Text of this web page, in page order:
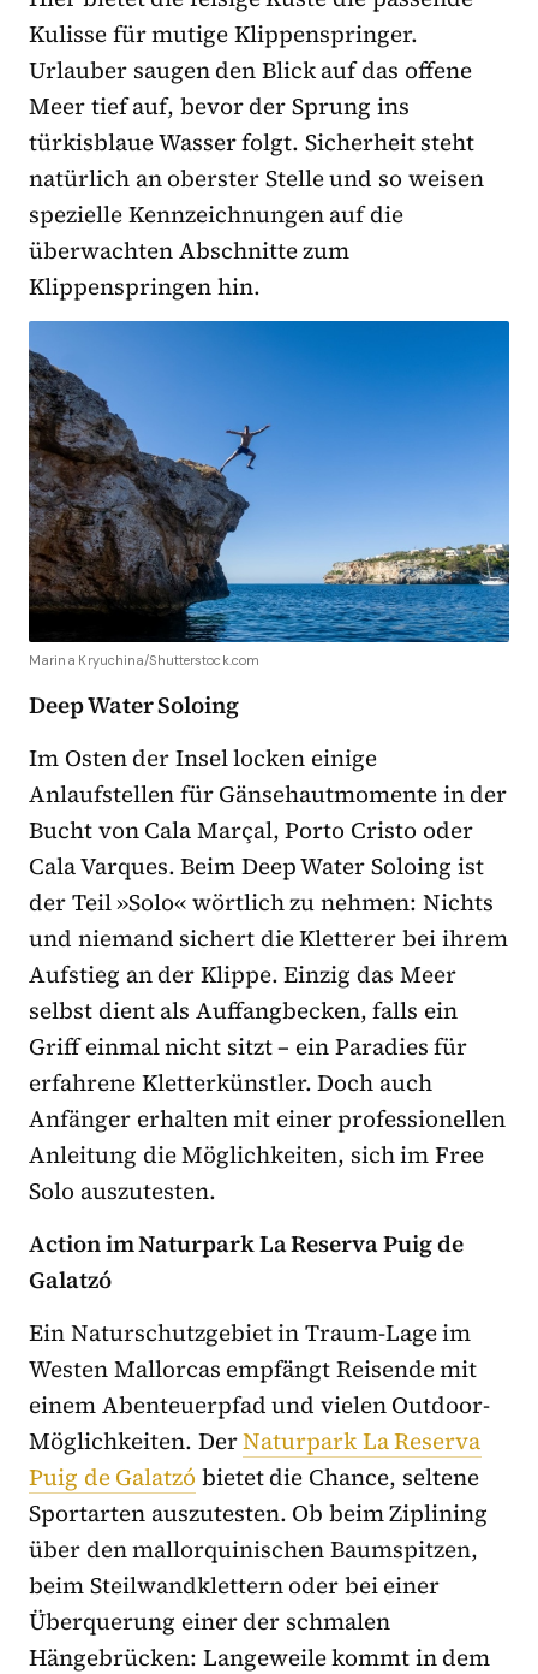
Kulisse für mutige Klippenspringer.
Urlauber saugen den Blick auf das offene
Meer tief auf, bevor der Sprung ins
türkisblaue Wasser folgt. Sicherheit steht
natürlich an oberster Stelle und so weisen
spezielle Kennzeichnungen auf die
überwachten Abschnitte zum
Klippenspringen hin.
Marina Kryuchina/Shutterstock.com
Deep Water Soloing
Im Osten der Insel locken einige
Anlaufstellen für Gänsehautmomente in der
Bucht von Cala Marçal, Porto Cristo oder
Cala Varques. Beim Deep Water Soloing ist
der Teil »Solo« wörtlich zu nehmen: Nichts
und niemand sichert die Kletterer bei ihrem
Aufstieg an der Klippe. Einzig das Meer
selbst dient als Auffangbecken, falls ein
Griff einmal nicht sitzt – ein Paradies für
erfahrene Kletterkünstler. Doch auch
Anfänger erhalten mit einer professionellen
Anleitung die Möglichkeiten, sich im Free
Solo auszutesten.
Action im Naturpark La Reserva Puig de
Galatzó
Ein Naturschutzgebiet in Traum-Lage im
Westen Mallorcas empfängt Reisende mit
einem Abenteuerpfad und vielen Outdoor-
Möglichkeiten. DerNaturpark La Reserva
Puig de Galatzó bietet die Chance, seltene
Sportarten auszutesten. Ob beim Ziplining
über den mallorquinischen Baumspitzen,
beim Steilwandklettern oder bei einer
Überquerung einer der schmalen
Hängebrücken: Langeweile kommt in dem